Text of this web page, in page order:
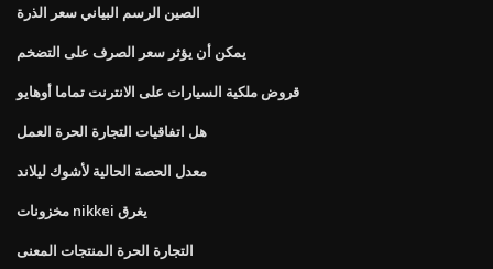
الصين الرسم البياني سعر الذرة
يمكن أن يؤثر سعر الصرف على التضخم
قروض ملكية السيارات على الانترنت تماما أوهايو
هل اتفاقيات التجارة الحرة العمل
معدل الحصة الحالية لأشوك ليلاند
مخزونات nikkei يغرق
التجارة الحرة المنتجات المعنى